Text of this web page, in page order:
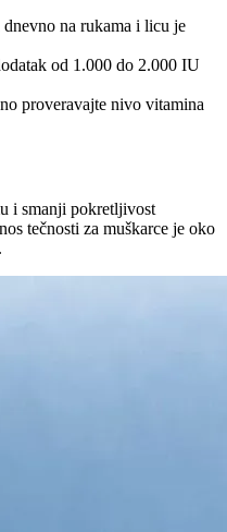
na rukama i licu je
od 1.000 do 2.000 IU
proveravajte nivo vitamina
i smanji pokretljivost
tečnosti za muškarce je oko